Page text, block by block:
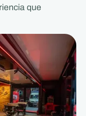
que